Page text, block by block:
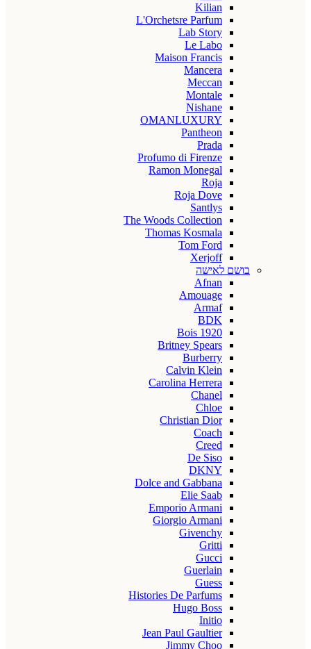
Kilian
L'Orchetsre Parfum
Lab Story
Le Labo
Maison Francis
Mancera
Meccan
Montale
Nishane
OMANLUXURY
Pantheon
Prada
Profumo di Firenze
Ramon Monegal
Roja
Roja Dove
Santlys
The Woods Collection
Thomas Kosmala
Tom Ford
Xerjoff
בושם לאישה
Afnan
Amouage
Armaf
BDK
Bois 1920
Britney Spears
Burberry
Calvin Klein
Carolina Herrera
Chanel
Chloe
Christian Dior
Coach
Creed
De Siso
DKNY
Dolce and Gabbana
Elie Saab
Emporio Armani
Giorgio Armani
Givenchy
Gritti
Gucci
Guerlain
Guess
Histories De Parfums
Hugo Boss
Initio
Jean Paul Gaultier
Jimmy Choo